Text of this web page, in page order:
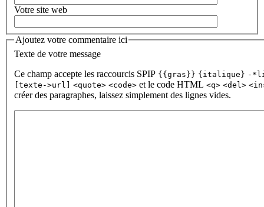
Votre site web
Ajoutez votre commentaire ici
Texte de votre message
Ce champ accepte les raccourcis SPIP {{gras}} {italique} -
[texte->url] <quote> <code> et le code HTML <q> <del>
créer des paragraphes, laissez simplement des lignes vides.